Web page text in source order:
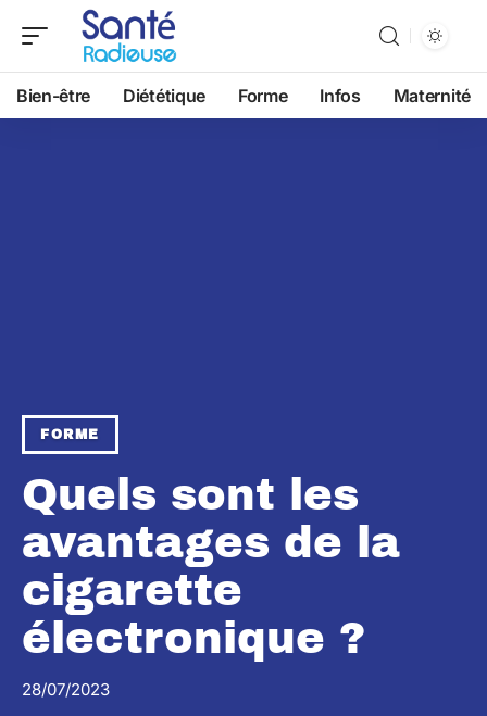
Bien-être Diététique Forme Infos Maternité
FORME
Quels sont les
avantages de la
cigarette
électronique ?
28/07/2023